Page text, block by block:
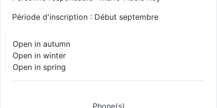
Période d'inscription : Début septembre
Open in autumn
Open in winter
Open in spring
Phone(s)